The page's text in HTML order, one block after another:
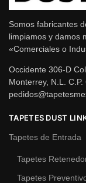
Somos fabricantes
limpiamos y damos
«Comerciales o
Occidente 306-D
Monterrey, N.L. C.P.
TAPETES DUST
Tapetes de Entrada
Tapetes
Tapetes